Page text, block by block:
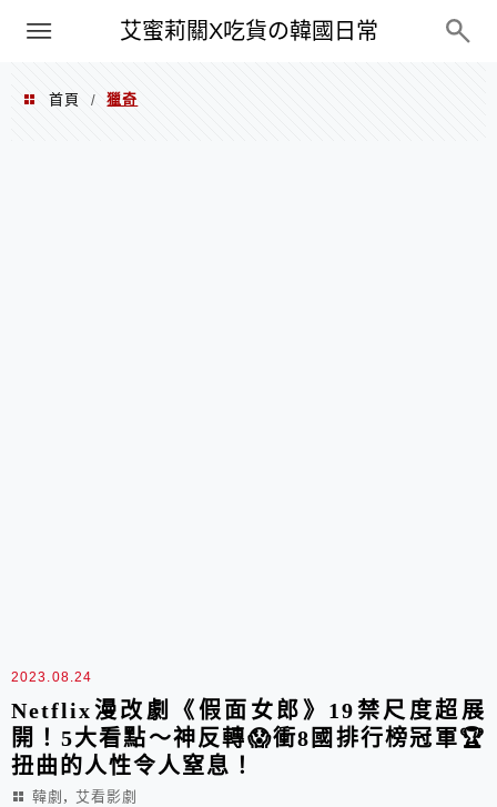
艾蜜莉關X吃貨の韓國日常
PXN
首頁 / 獵奇
2023.08.24
Netflix漫改劇《假面女郎》19禁尺度超展
開！5大看點～神反轉😱衝8國排行榜冠軍🏆
扭曲的人性令人窒息！
韓劇 , 艾看影劇